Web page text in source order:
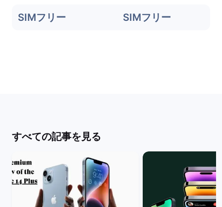
SIMフリー SIMフリー
すべての記事を見る